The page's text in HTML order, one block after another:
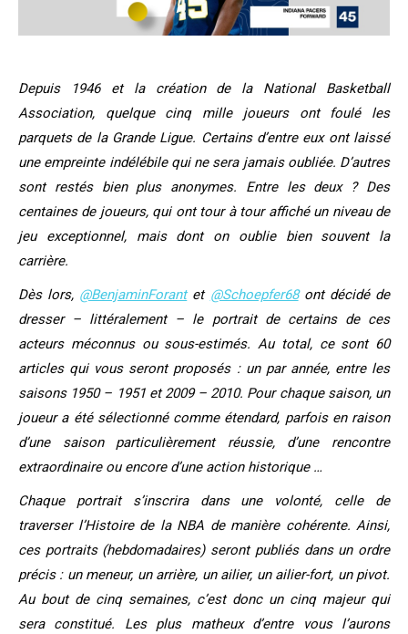
Depuis 1946 et la création de la National Basketball
Association, quelque cinq mille joueurs ont foulé les
parquets de la Grande Ligue. Certains d’entre eux ont laissé
une empreinte indélébile qui ne sera jamais oubliée. D’autres
sont restés bien plus anonymes. Entre les deux ? Des
centaines de joueurs, qui ont tour à tour affiché un niveau de
jeu exceptionnel, mais dont on oublie bien souvent la
carrière.
Dès lors, @BenjaminForantet @Schoepfer68ont décidé de
dresser – littéralement – le portrait de certains de ces
acteurs méconnus ou sous-estimés. Au total, ce sont 60
articles qui vous seront proposés : un par année, entre les
saisons 1950 – 1951 et 2009 – 2010. Pour chaque saison, un
joueur a été sélectionné comme étendard, parfois en raison
d’une saison particulièrement réussie, d’une rencontre
extraordinaire ou encore d’une action historique …
Chaque portrait s’inscrira dans une volonté, celle de
traverser l’Histoire de la NBA de manière cohérente. Ainsi,
ces portraits (hebdomadaires) seront publiés dans un ordre
précis : un meneur, un arrière, un ailier, un ailier-fort, un pivot.
Au bout de cinq semaines, c’est donc un cinq majeur qui
sera constitué. Les plus matheux d’entre vous l’aurons